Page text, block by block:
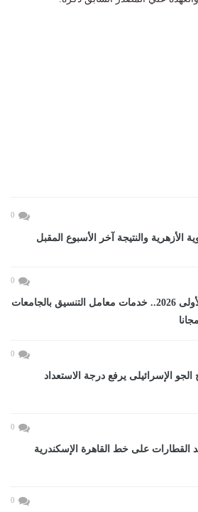
0
الأزهرية والنتيجة آخر الأسبوع المقبل
0
تنسيق المرحلة الأولى 2026.. خدمات معامل التنسيق بالجامعات
0
الإسرائيلى يرفع درجة الاستعداد
0
على خط القاهرة الإسكندرية
0